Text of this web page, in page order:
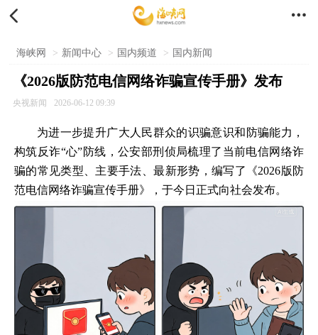
 
海峡网 > 新闻中心 > 国内频道 > 国内新闻
《2026版防范电信网络诈骗宣传手册》发布
央视新闻 2026-06-12 09:39
为进一步提升广大人民群众的识骗意识和防骗能力，
构筑反诈“心”防线，公安部刑侦局梳理了当前电信网络诈
骗的常见类型、主要手法、最新形势，编写了《2026版防
范电信网络诈骗宣传手册》，于今日正式向社会发布。